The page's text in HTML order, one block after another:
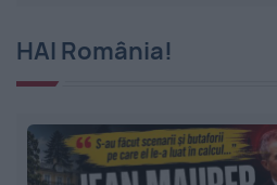
HAI România!